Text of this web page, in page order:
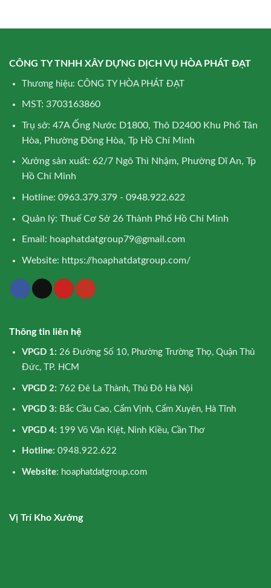
CÔNG TY TNHH XÂY DỰNG DỊCH VỤ HÒA PHÁT ĐẠT
Thương hiệu: CÔNG TY HÒA PHÁT ĐẠT
MST: 3703163860
Trụ sở: 47A Ống Nước D1800, Thô D2400 Khu Phố Tân
Hòa, Phường Đông Hòa, Tp Hồ Chí Minh
Xưởng sản xuất: 62/7 Ngô Thì Nhậm, Phường Dĩ An, Tp
Hồ Chí Minh
Hotline: 0963.379.379 - 0948.922.622
Quản lý: Thuế Cơ Sở 26 Thành Phố Hồ Chí Minh
Email: hoaphatdatgroup79@gmail.com
Website: https://hoaphatdatgroup.com/
Thông tin liên hệ
VPGD 1: 26 Đường Số 10, Phường Trường Thọ, Quận Thủ
Đức, TP. HCM
VPGD 2: 762 Đê La Thành, Thủ Đô Hà Nội
VPGD 3: Bắc Cầu Cao, Cẩm Vịnh, Cẩm Xuyên, Hà Tĩnh
VPGD 4: 199 Võ Văn Kiệt, Ninh Kiều, Cần Thơ
Hotline: 0948.922.622
Website: hoaphatdatgroup.com
Vị Trí Kho Xưởng